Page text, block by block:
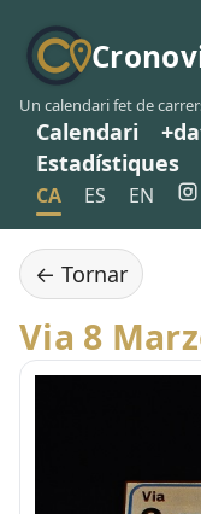
Un calendari fet de
Calendari
Estadístiques
CA ES EN
← Tornar
Via 8